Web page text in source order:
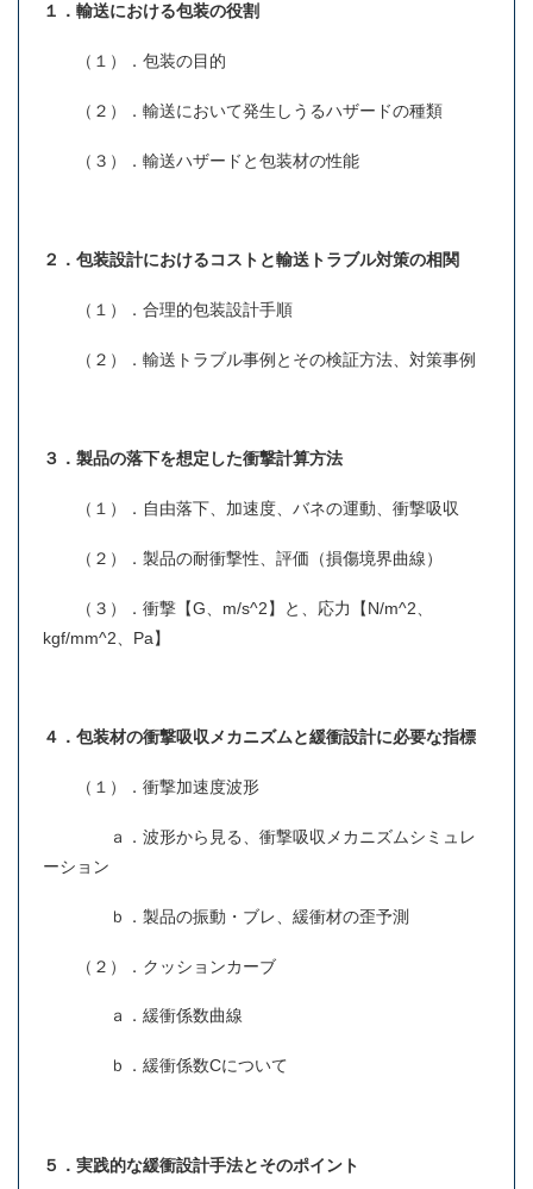
１．輸送における包装の役割
（１）．包装の目的
（２）．輸送において発生しうるハザードの種類
（３）．輸送ハザードと包装材の性能
２．包装設計におけるコストと輸送トラブル対策の相関
（１）．合理的包装設計手順
（２）．輸送トラブル事例とその検証方法、対策事例
３．製品の落下を想定した衝撃計算方法
（１）．自由落下、加速度、バネの運動、衝撃吸収
（２）．製品の耐衝撃性、評価（損傷境界曲線）
（３）．衝撃【G、m/s^2】と、応力【N/m^2、
kgf/mm^2、Pa】
４．包装材の衝撃吸収メカニズムと緩衝設計に必要な指標
（１）．衝撃加速度波形
ａ．波形から見る、衝撃吸収メカニズムシミュレ
ーション
ｂ．製品の振動・ブレ、緩衝材の歪予測
（２）．クッションカーブ
ａ．緩衝係数曲線
ｂ．緩衝係数Cについて
５．実践的な緩衝設計手法とそのポイント